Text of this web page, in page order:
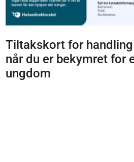
Tiltakskort for
når du er bekymret for
ungdom